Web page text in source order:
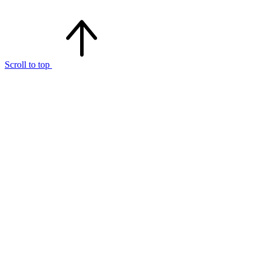
Scroll to top